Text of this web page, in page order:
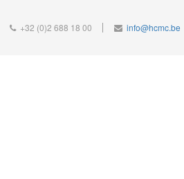
+32 (0)2 688 18 00 info@hcmc.be